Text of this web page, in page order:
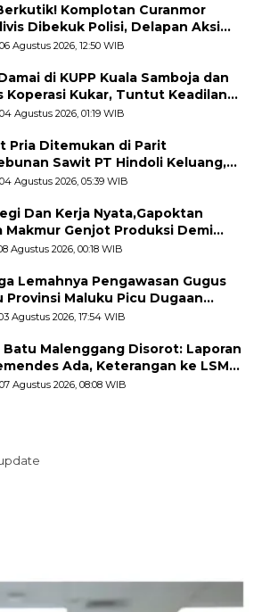
Komplotan Curanmor
Dibekuk Polisi, Delapan Aksi
Di Candipuro Terungkap
Agustus 2026, 12:50 WIB
di KUPP Kuala Samboja dan
Koperasi Kukar, Tuntut Keadilan
Kerja yang Adil
Agustus 2026, 01:19 WIB
Pria Ditemukan di Parit
Sawit PT Hindoli Keluang,
Selidiki Penyebab Kematian
Agustus 2026, 05:39 WIB
Dan Kerja Nyata,Gapoktan
Makmur Genjot Produksi Demi
Pangan
Agustus 2026, 00:18 WIB
Lemahnya Pengawasan Gugus
Provinsi Maluku Picu Dugaan
terhadap Nelayan Bale-Bale di
Agustus 2026, 17:54 WIB
Batu Malenggang Disorot: Laporan
Ada, Keterangan ke LSM
Berbeda
Agustus 2026, 08:08 WIB